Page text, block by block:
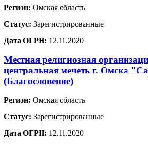
Регион: Омская область
Статус: Зарегистрированные
Дата ОГРН: 12.11.2020
Местная религиозная
центральная мечеть г. Омска
(Благословение)
Регион: Омская область
Статус: Зарегистрированные
Дата ОГРН: 12.11.2020